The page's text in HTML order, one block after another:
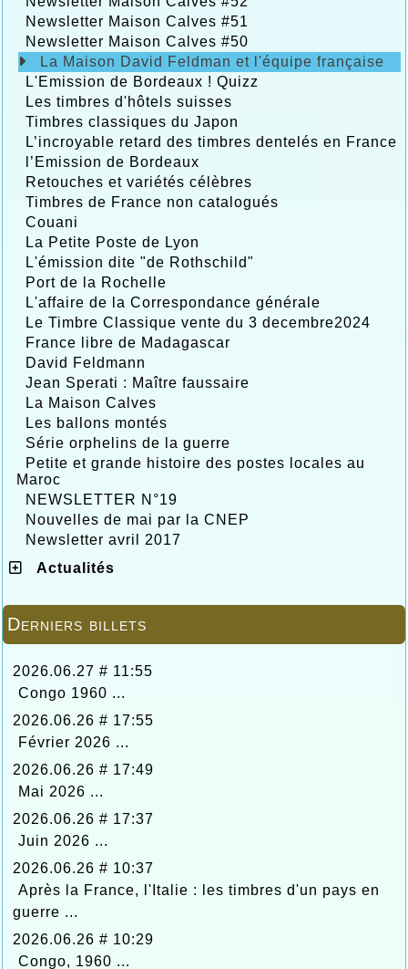
Newsletter Maison Calves #51
Newsletter Maison Calves #50
La Maison David Feldman et l'équipe française
L'Emission de Bordeaux ! Quizz
Les timbres d'hôtels suisses
Timbres classiques du Japon
L’incroyable retard des timbres dentelés en France
l’Emission de Bordeaux
Retouches et variétés célèbres
Timbres de France non catalogués
Couani
La Petite Poste de Lyon
L'émission dite "de Rothschild"
Port de la Rochelle
L'affaire de la Correspondance générale
Le Timbre Classique vente du 3 decembre2024
France libre de Madagascar
David Feldmann
Jean Sperati : Maître faussaire
La Maison Calves
Les ballons montés
Série orphelins de la guerre
Petite et grande histoire des postes locales au
Maroc
NEWSLETTER N°19
Nouvelles de mai par la CNEP
Newsletter avril 2017
Actualités
Derniers billets
2026.06.27 # 11:55
Congo 1960 ...
2026.06.26 # 17:55
Février 2026 ...
2026.06.26 # 17:49
Mai 2026 ...
2026.06.26 # 17:37
Juin 2026 ...
2026.06.26 # 10:37
Après la France, l'Italie : les timbres d'un pays en
guerre ...
2026.06.26 # 10:29
Congo, 1960 ...